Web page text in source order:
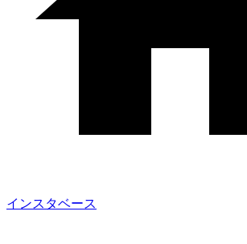
インスタベース